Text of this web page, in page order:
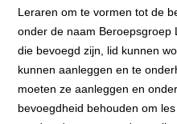
Leraren om te vormen tot de
onder de naam Beroepsgroep
die bevoegd zijn, lid kunnen
kunnen aanleggen en te
moeten ze aanleggen en
bevoegdheid behouden om